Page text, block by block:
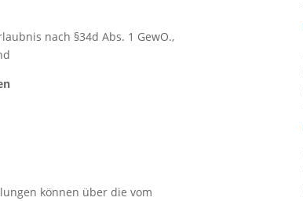
nach §34d Abs. 1 GewO.,
können über die vom